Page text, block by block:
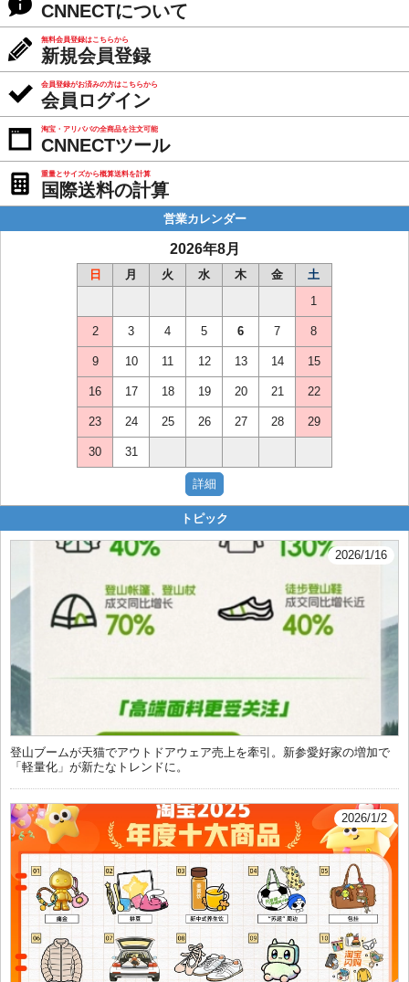
CNNECTについて
無料会員登録はこちらから
新規会員登録
会員登録がお済みの方はこちらから
会員ログイン
淘宝・アリババの全商品を注文可能
CNNECTツール
重量とサイズから概算送料を計算
国際送料の計算
営業カレンダー
2026年8月
日 月 火 水 木 金
土
1
2 3 4 5 6 7 8
9 10 11 12 13 14 15
16 17 18 19 20 21 22
23 24 25 26 27 28 29
30 31
トピック
2026/1/16
登山ブームが天猫でアウトドアウェア売上を牽引。新参愛好家の増加で
「軽量化」が新たなトレンドに。
2026/1/2